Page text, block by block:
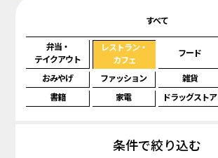
すべて
弁当・
テイクアウト
レストラン・
カフェ
フード
おみやげ ファッション 雑貨
書籍
家電 ドラッグストア
条件で絞り込む